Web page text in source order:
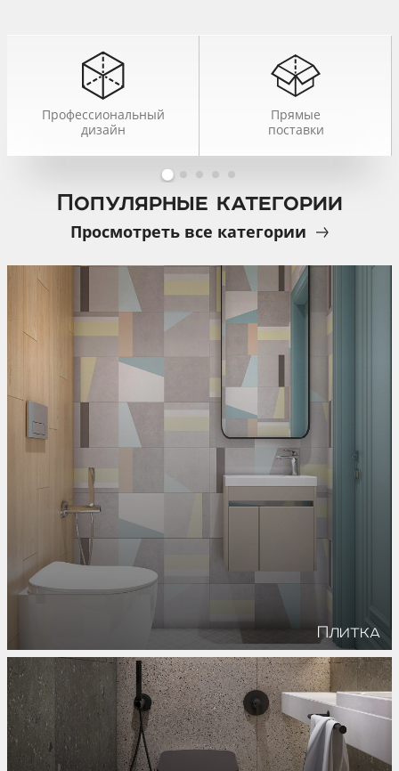
Профессиональный
дизайн
Прямые
поставки
Популярные категории
Просмотреть все категории
Плитка